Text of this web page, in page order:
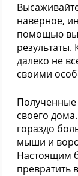
наверное,
помощью вы
далеко не
своими
Полученные
своего
гораздо
мыши и
Настоящим
превратить